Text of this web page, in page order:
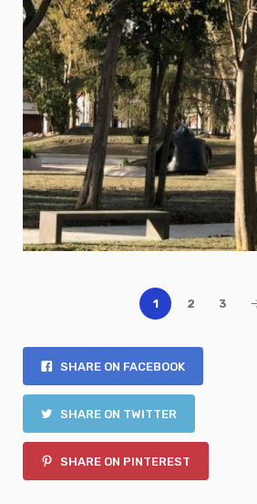
1 2 3
SHARE ON FACEBOOK
SHARE ON TWITTER
SHARE ON PINTEREST